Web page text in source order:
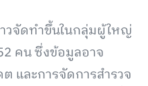
วจัดทำขึ้นในกลุ่มผู้ใหญ่
คน ซึ่งข้อมูลอาจ
และการจัดการสำรวจ